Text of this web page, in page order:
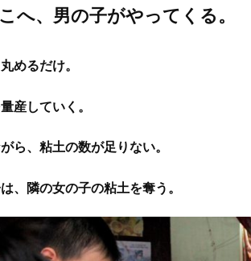
へ、男の子がやってくる。
めるだけ。
産していく。
ら、粘土の数が足りない。
、隣の女の子の粘土を奪う。